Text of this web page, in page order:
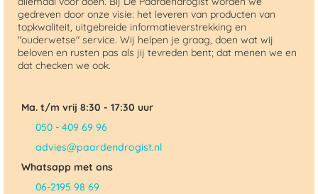
gedreven door onze visie: het leveren van producten van
topkwaliteit, uitgebreide informatieverstrekking en
"ouderwetse" service. Wij helpen je graag, doen wat wij
beloven en rusten pas als jij tevreden bent; dat menen we en
dat checken we ook.
Ma. t/m vrij 8:30 - 17:30 uur
050 - 409 69 96
advies@paardendrogist.nl
Whatsapp met ons
06-2195 98 69